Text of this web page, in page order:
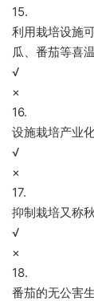
15.
利用栽培设施
瓜、番茄等喜
√
×
16.
设施栽培产业
√
×
17.
抑制栽培又称
√
×
18.
番茄的无公害